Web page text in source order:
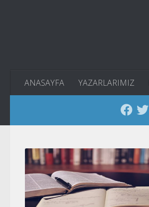
ANASAYFA YAZARLARIMIZ